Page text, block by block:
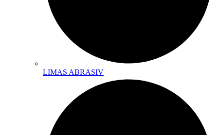
LIMAS ABRASIV